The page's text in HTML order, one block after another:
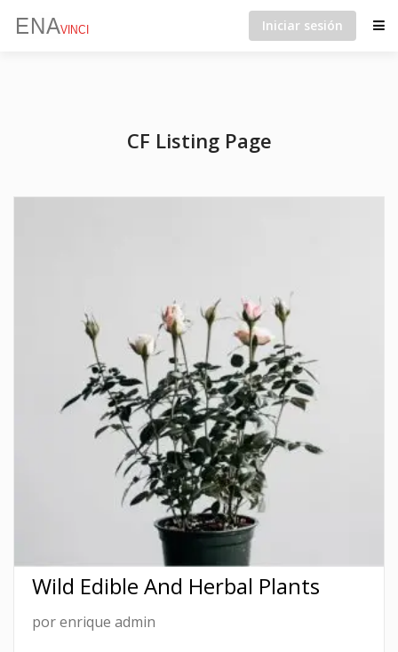
Iniciar sesión
CF Listing Page
Wild Edible And Herbal Plants
porenrique admin